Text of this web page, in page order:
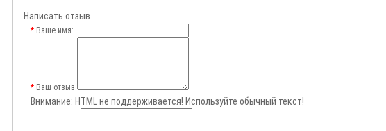
Написать отзыв
Ваше имя:
Ваш отзыв
Внимание: HTML не поддерживается! Используйте обычный текст!